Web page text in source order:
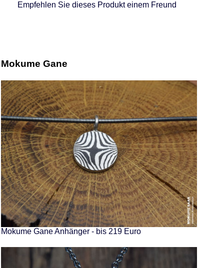
Empfehlen Sie dieses Produkt einem Freund
Mokume Gane
Mokume Gane Anhänger - bis 219 Euro